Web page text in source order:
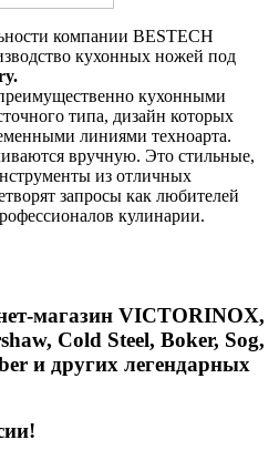
компании BESTECH
кухонных ножей под
кухонными
типа, дизайн которых
линиями техноарта.
вручную. Это стильные,
из отличных
запросы как любителей
кулинарии.
магазин VICTORINOX,
Cold Steel, Boker, Sog,
и других легендарных